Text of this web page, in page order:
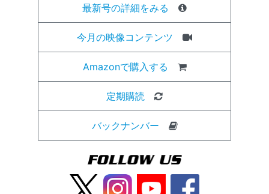
最新号の詳細をみる
今月の映像コンテンツ
Amazonで購入する
定期購読
バックナンバー